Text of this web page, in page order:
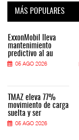
MÁS POPULARES
ExxonMobil lleva
mantenimiento
predictivo al au
05 AGO 2026
TMAZ eleva 77%
movimiento de carga
suelta y ser
05 AGO 2026